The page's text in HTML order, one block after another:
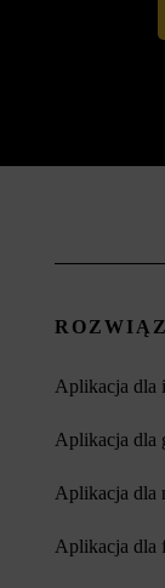
Aplikacja dla
Aplikacja dla
Aplikacja dla
Aplikacja dla